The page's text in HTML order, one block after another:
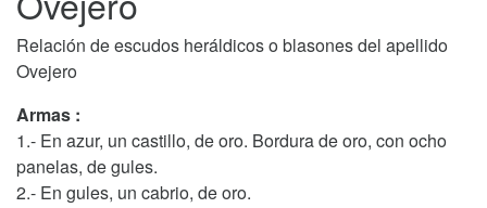
Relación de escudos heráldicos o blasones del apellido
Ovejero
Armas :
1.- En azur, un castillo, de oro. Bordura de oro, con ocho
panelas, de gules.
2.- En gules, un cabrio, de oro.